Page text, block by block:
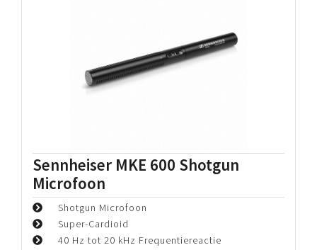
Sennheiser MKE 600 Shotgun
Microfoon
Shotgun Microfoon
Super-Cardioid
40 Hz tot 20 kHz Frequentiereactie